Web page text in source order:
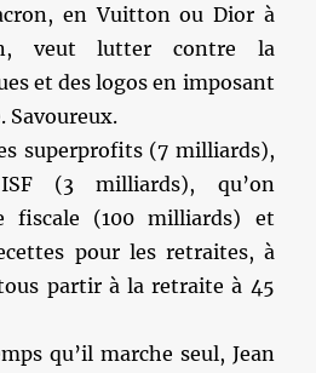
en Vuitton ou Dior à
veut lutter contre la
et des logos en imposant
Savoureux.
superprofits (7 milliards),
(3 milliards), qu’on
fiscale (100 milliards) et
pour les retraites, à
partir à la retraite à 45
qu’il marche seul, Jean